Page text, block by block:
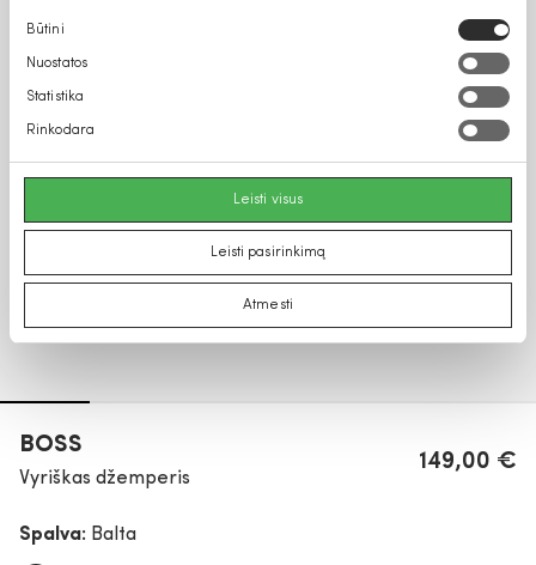
Sutikimo
pasirinkimas
Būtini
Nuostatos
Statistika
Rinkodara
Leisti visus
Leisti pasirinkimą
Atmesti
BOSS
Vyriškas džemperis
149,00 €
Spalva: Balta